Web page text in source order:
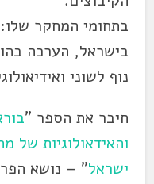
נוף לשוני
חיבר את הספר "
ישראל" – נושא